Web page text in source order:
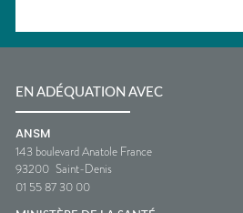
EN ADÉQUATION AVEC
ANSM
143 boulevard Anatole France
93200 Saint-Denis
01 55 87 30 00